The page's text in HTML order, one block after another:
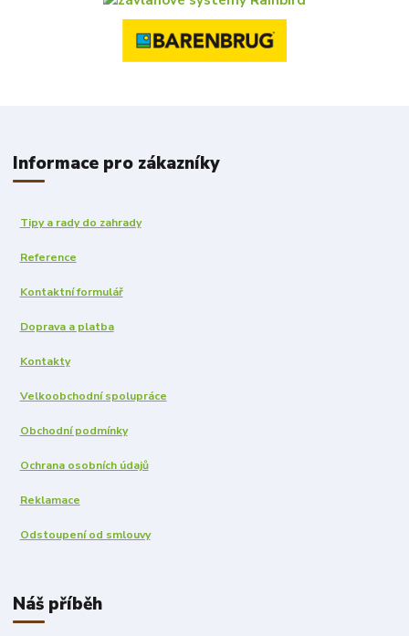
Informace pro zákazníky
Tipy a rady do zahrady
Reference
Kontaktní formulář
Doprava a platba
Kontakty
Velkoobchodní spolupráce
Obchodní podmínky
Ochrana osobních údajů
Reklamace
Odstoupení od smlouvy
Náš příběh